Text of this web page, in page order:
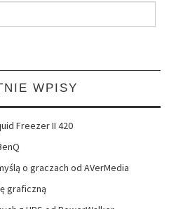
WPISY
Freezer II 420
o graczach od AVerMedia
graficzną